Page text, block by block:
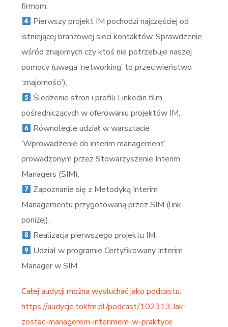
firmom,
Pierwszy projekt IM pochodzi najczęściej od
istniejącej branżowej sieci kontaktów. Sprawdzenie
wśród znajomych czy ktoś nie potrzebuje naszej
pomocy (uwaga ‘networking’ to przeciwieństwo
‘znajomości’),
Śledzenie stron i profili Linkedin film
pośredniczących w oferowaniu projektów IM,
Równolegle udział w warsztacie
‘Wprowadzenie do interim management’
prowadzonym przez Stowarzyszenie Interim
Managers (SIM),
Zapoznanie się z Metodyką Interim
Managementu przygotowaną przez SIM (link
poniżej),
Realizacja pierwszego projektu IM,
Udział w programie Certyfikowany Interim
Manager w SIM.
Całej audycji można wysłuchać jako podcastu:
https://audycje.tokfm.pl/podcast/102313,Jak-
zostac-managerem-interimem-w-praktyce